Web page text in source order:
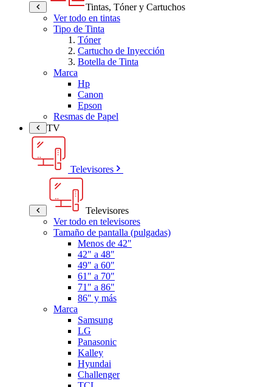
Tintas, Tóner y Cartuchos
Ver todo en tintas
Tipo de Tinta
Tóner
Cartucho de Inyección
Botella de Tinta
Marca
Hp
Canon
Epson
Resmas de Papel
TV
Televisores
Televisores
Ver todo en televisores
Tamaño de pantalla (pulgadas)
Menos de 42"
42" a 48"
49" a 60"
61" a 70"
71" a 86"
86" y más
Marca
Samsung
LG
Panasonic
Kalley
Hyundai
Challenger